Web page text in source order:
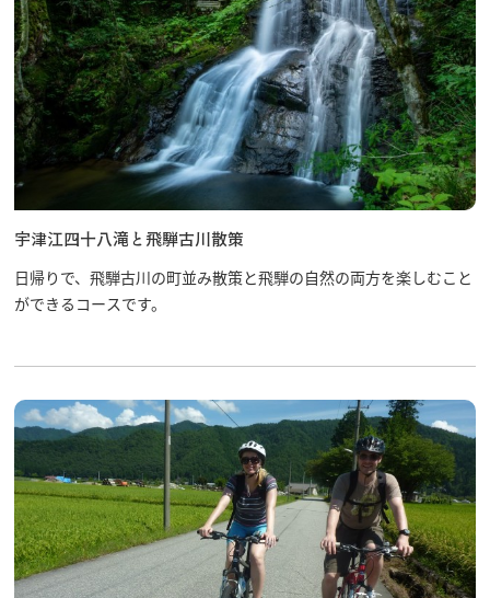
宇津江四十八滝と飛騨古川散策
日帰りで、飛騨古川の町並み散策と飛騨の自然の両方を楽しむこと
ができるコースです。